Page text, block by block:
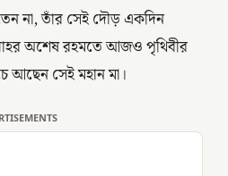
না, তাঁর সেই দৌড় একদিন
অশেষ রহমতে আজও পৃথিবীর
আছেন সেই মহান মা।